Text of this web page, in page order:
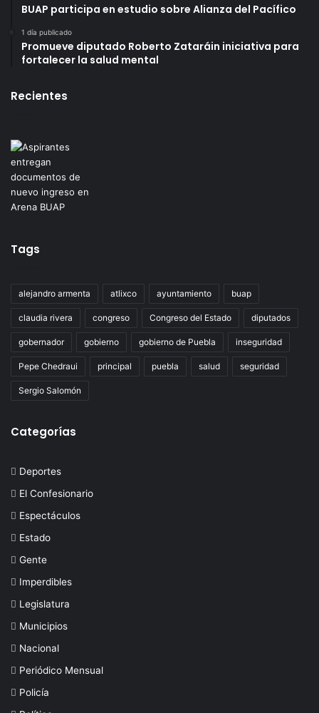
BUAP participa en estudio sobre Alianza del Pacífico
1 día publicado
Promueve diputado Roberto Zataráin iniciativa para
fortalecer la salud mental
Recientes
Tags
alejandro armenta atlixco ayuntamiento buap
claudia rivera congreso Congreso del Estado diputados
gobernador gobierno gobierno de Puebla inseguridad
Pepe Chedraui principal puebla salud seguridad
Sergio Salomón
Categorías
Deportes
El Confesionario
Espectáculos
Estado
Gente
Imperdibles
Legislatura
Municipios
Nacional
Periódico Mensual
Policía